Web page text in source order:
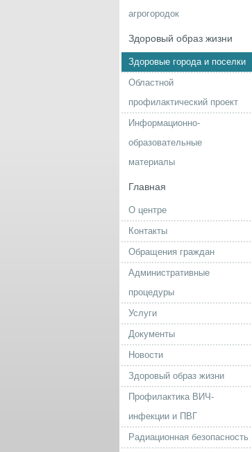
агрогородок
Здоровый образ жизни
Здоровые города и поселки
Областной
профилактический проект
Информационно-
образовательные
материалы
Главная
О центре
Контакты
Обращения граждан
Административные
процедуры
Услуги
Документы
Новости
Здоровый образ жизни
Профилактика ВИЧ-
инфекции и ПВГ
Радиационная безопасность